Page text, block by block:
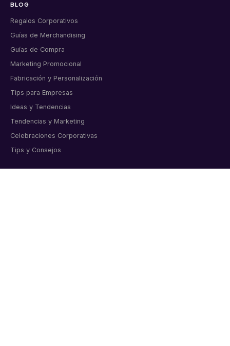
BLOG
Regalos Corporativos
Guías de Merchandising
Guías de Compra
Marketing Promocional
Fabricación y Personalización
Tips para Empresas
Ideas y Tendencias
Tendencias y Marketing
Celebraciones Corporativas
Tips y Consejos